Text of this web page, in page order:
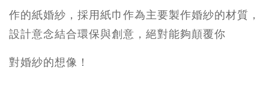
作的紙婚紗，採用紙巾作為主要製作婚紗的材質，
設計意念結合環保與創意，絕對能夠顛覆你
對婚紗的想像！